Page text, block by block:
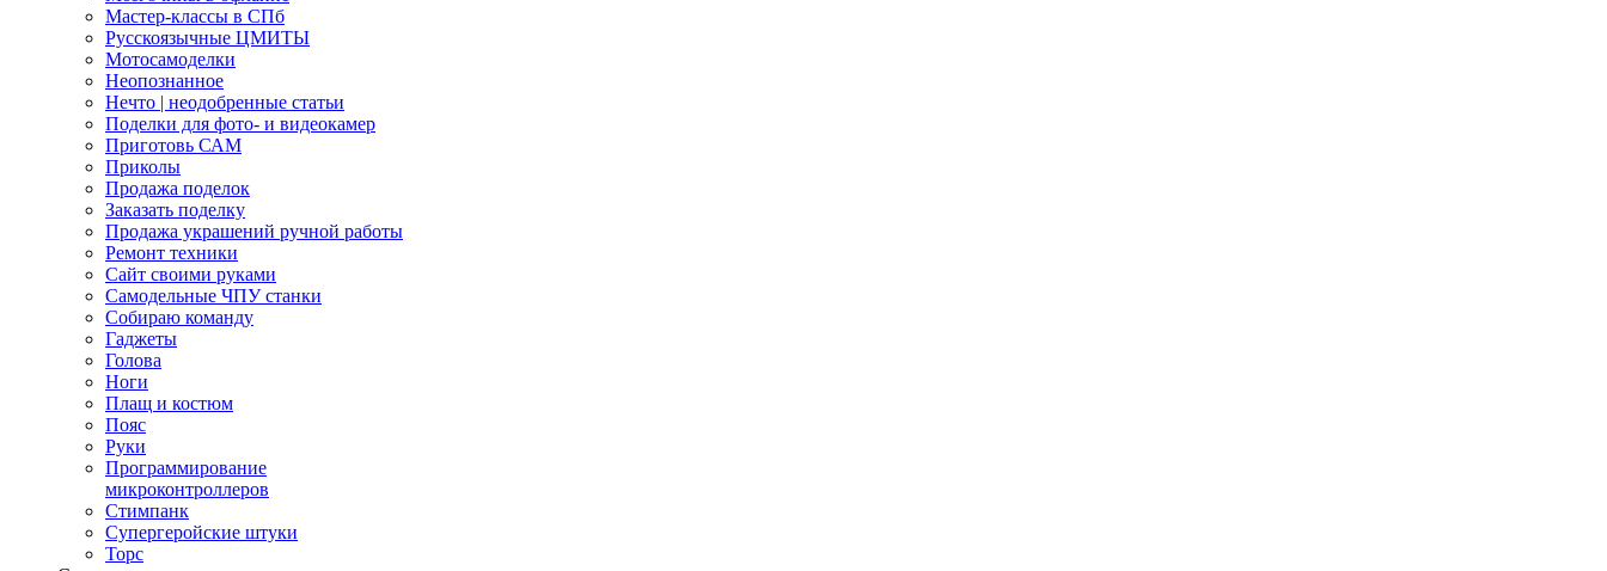
Мастер-классы в СПб
Русскоязычные ЦМИТЫ
Мотосамоделки
Неопознанное
Нечто | неодобренные статьи
Поделки для фото- и видеокамер
Приготовь САМ
Приколы
Продажа поделок
Заказать поделку
Продажа украшений ручной работы
Ремонт техники
Сайт своими руками
Самодельные ЧПУ станки
Собираю команду
Гаджеты
Голова
Ноги
Плащ и костюм
Пояс
Руки
Программирование
микроконтроллеров
Стимпанк
Супергеройские штуки
Торс